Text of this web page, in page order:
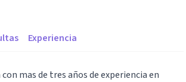
Experiencia
mas de tres años de experiencia en